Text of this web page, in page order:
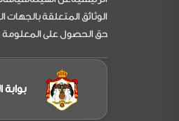
الوثائق المتعلقة بالجهات
حق الحصول على المعلومة
بوابة